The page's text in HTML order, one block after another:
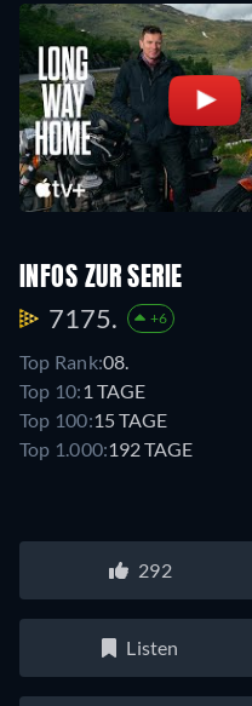
INFOS ZUR SERIE
7175. +6
Top Rank:08.
Top 10: 1 TAGE
Top 100:15 TAGE
Top 1.000:192 TAGE
292
Listen